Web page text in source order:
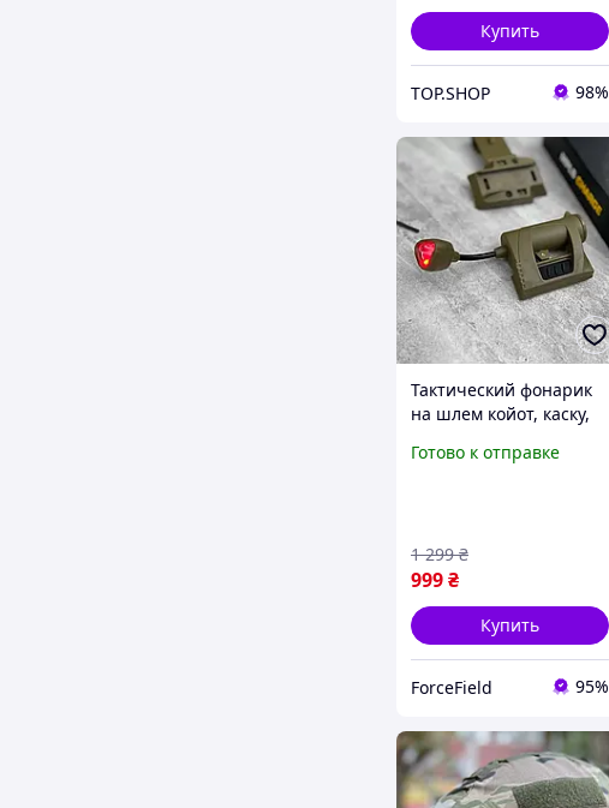
Купить
TOP.SHOP 98%
Тактический фонарик
на шлем койот, каску,
Военный
Готово к отправке
999₴
1 299 ₴
Купить
ForceField 95%